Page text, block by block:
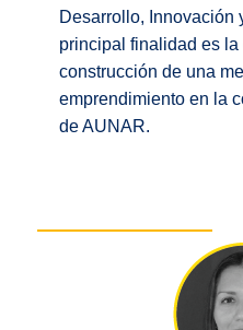
Desarrollo, Innovación
principal finalidad es la
construcción de una
emprendimiento en la
de AUNAR.